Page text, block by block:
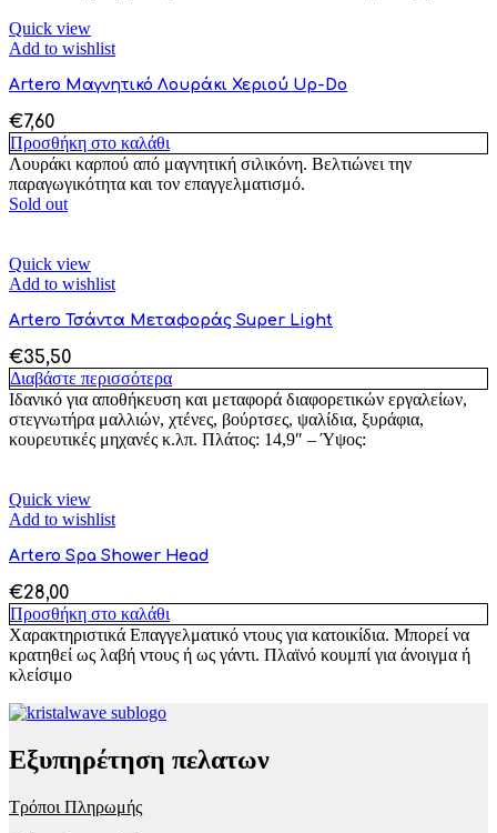
Quick view
Add to wishlist
Artero Μαγνητικό Λουράκι Χεριού Up-Do
€7,60
Προσθήκη στο καλάθι
Λουράκι καρπού από μαγνητική σιλικόνη. Βελτιώνει την
παραγωγικότητα και τον επαγγελματισμό.
Sold out
Quick view
Add to wishlist
Artero Τσάντα Μεταφοράς Super Light
€35,50
Διαβάστε περισσότερα
Ιδανικό για αποθήκευση και μεταφορά διαφορετικών εργαλείων,
στεγνωτήρα μαλλιών, χτένες, βούρτσες, ψαλίδια, ξυράφια,
κουρευτικές μηχανές κ.λπ. Πλάτος: 14,9″ – Ύψος:
Quick view
Add to wishlist
Artero Spa Shower Head
€28,00
Προσθήκη στο καλάθι
Χαρακτηριστικά Επαγγελματικό ντους για κατοικίδια. Μπορεί να
κρατηθεί ως λαβή ντους ή ως γάντι. Πλαϊνό κουμπί για άνοιγμα ή
κλείσιμο
Εξυπηρέτηση πελατων
Τρόποι Πληρωμής